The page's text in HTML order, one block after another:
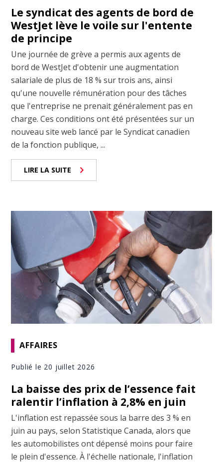
Le syndicat des agents de bord de
WestJet lève le voile sur l'entente
de principe
Une journée de grève a permis aux agents de
bord de WestJet d'obtenir une augmentation
salariale de plus de 18 % sur trois ans, ainsi
qu'une nouvelle rémunération pour des tâches
que l'entreprise ne prenait généralement pas en
charge. Ces conditions ont été présentées sur un
nouveau site web lancé par le Syndicat canadien
de la fonction publique, ...
LIRE LA SUITE
AFFAIRES
Publié le 20 juillet 2026
La baisse des prix de l’essence fait
ralentir l’inflation à 2,8% en juin
L'inflation est repassée sous la barre des 3 % en
juin au pays, selon Statistique Canada, alors que
les automobilistes ont dépensé moins pour faire
le plein d'essence. À l'échelle nationale, l'inflation